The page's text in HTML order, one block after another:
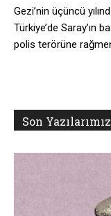
Gezi’nin üçüncü
Türkiye’de Saray’ın
polis terörüne
Son Yazılarımız